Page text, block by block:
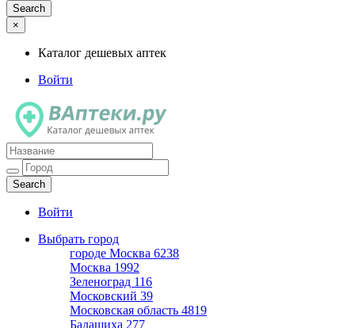
×
Каталог дешевых аптек
Войти
Каталог дешевых аптек
Войти
Выбрать город
городе Москва 6238
Москва 1992
Зеленоград 116
Московский 39
Московская область 4819
Балашиха 277